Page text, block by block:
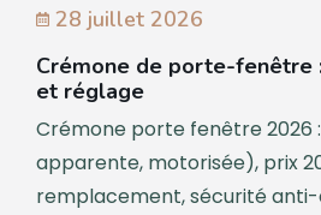
28 juillet 2026
Crémone de porte-fenêtre
et réglage
Crémone porte fenêtre 2026
apparente, motorisée), prix
remplacement, sécurité